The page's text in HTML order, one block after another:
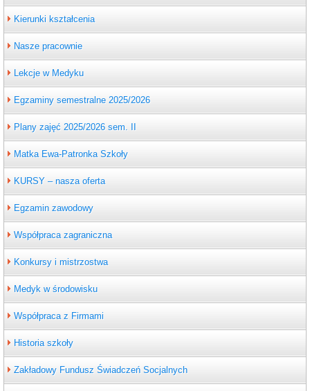
Kierunki kształcenia
Nasze pracownie
Lekcje w Medyku
Egzaminy semestralne 2025/2026
Plany zajęć 2025/2026 sem. II
Matka Ewa-Patronka Szkoły
KURSY – nasza oferta
Egzamin zawodowy
Współpraca zagraniczna
Konkursy i mistrzostwa
Medyk w środowisku
Współpraca z Firmami
Historia szkoły
Zakładowy Fundusz Świadczeń Socjalnych